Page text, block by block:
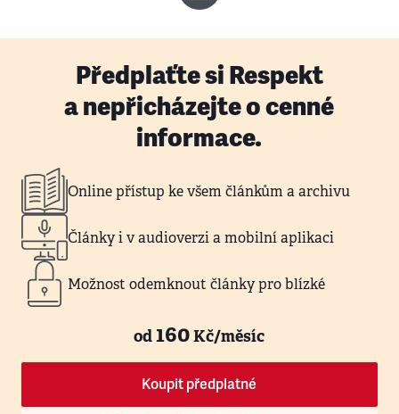
Předplaťte si Respekt
a nepřicházejte o cenné
informace.
Online přístup ke všem článkům a archivu
Články i v audioverzi a mobilní aplikaci
Možnost odemknout články pro blízké
od160Kč/měsíc
Koupit předplatné